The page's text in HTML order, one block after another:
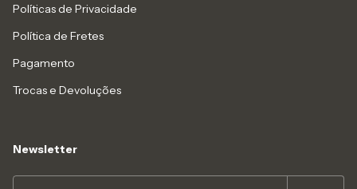
Políticas de Privacidade
Política de Fretes
Pagamento
Trocas e Devoluções
Newsletter